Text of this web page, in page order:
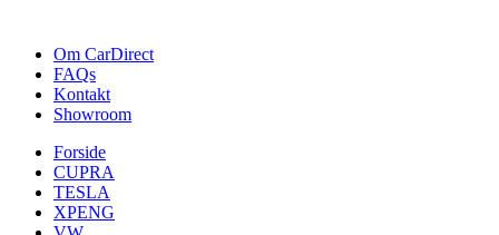
Om CarDirect
FAQs
Kontakt
Showroom
Forside
CUPRA
TESLA
XPENG